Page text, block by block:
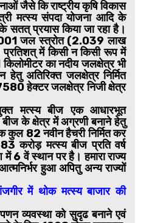
जैसे कि राष्ट्रीय कृषि विकास
मत्स्य संपदा योजना आदि के
सतत् प्रयास किया जा रहा है।
जल स्त्रोत (2.039 लाख
में किसी न किसी रूप में
का नदीय जलक्षेत्र भी
अतिरिक्त जलक्षेत्र निर्मित
हेक्टर जलक्षेत्र निजी क्षेत्र
मत्स्य बीज एक आधारभूत
के क्षेत्र में अग्रणी बनाने हेतु
कुल 82 नवीन हैचरी निर्मित कर
करोड़ मत्स्य बीज प्रति वर्ष
में 6 वें स्थान पर है। हमारा राज्य
हुआ अपितु अन्य राज्यों
में थोक मत्स्य बाजार की
व्यवस्था को सुदृढ बनाने एवं